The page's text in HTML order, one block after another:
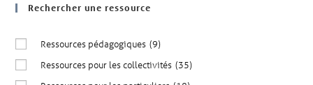
Rechercher une ressource
Ressources pédagogiques (9)
Ressources pour les collectivités (35)